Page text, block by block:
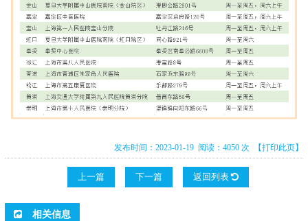
发布时间：2023-01-19 阅读：4050 次 【打印此页】
上一篇 下一篇 返回列表
相关信息